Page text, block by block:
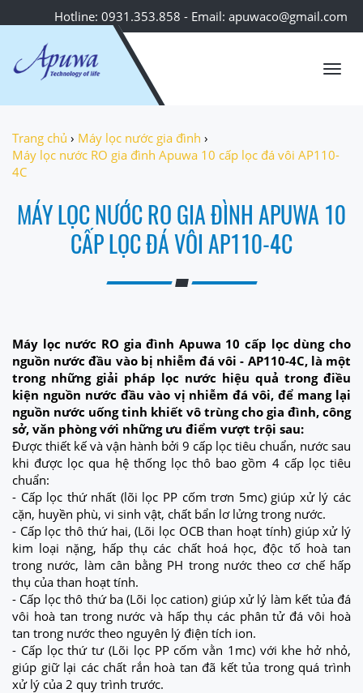
Hotline: 0931.353.858 - Email: apuwaco@gmail.com
Trang chủ › Máy lọc nước gia đình ›
Máy lọc nước RO gia đình Apuwa 10 cấp lọc đá vôi AP110-
4C
MÁY LỌC NƯỚC RO GIA ĐÌNH APUWA 10
CẤP LỌC ĐÁ VÔI AP110-4C
Máy lọc nước RO gia đình Apuwa 10 cấp lọc dùng cho
nguồn nước đầu vào bị nhiễm đá vôi - AP110-4C, là một
trong những giải pháp lọc nước hiệu quả trong điều
kiện nguồn nước đầu vào vị nhiễm đá vôi, để mang lại
nguồn nước uống tinh khiết vô trùng cho gia đình, công
sở, văn phòng với những ưu điểm vượt trội sau:
Được thiết kế và vận hành bởi 9 cấp lọc tiêu chuẩn, nước sau
khi được lọc qua hệ thống lọc thô bao gồm 4 cấp lọc tiêu
chuẩn:
- Cấp lọc thứ nhất (lõi lọc PP cốm trơn 5mc) giúp xử lý các
cặn, huyền phù, vi sinh vật, chất bẩn lơ lửng trong nước.
- Cấp lọc thô thứ hai, (Lõi lọc OCB than hoạt tính) giúp xử lý
kim loại nặng, hấp thụ các chất hoá học, độc tố hoà tan
trong nước, làm cân bằng PH trong nước theo cơ chế hấp
thụ của than hoạt tính.
- Cấp lọc thô thứ ba (Lõi lọc cation) giúp xử lý làm kết tủa đá
vôi hoà tan trong nước và hấp thụ các phân tử đá vôi hoà
tan trong nước theo nguyên lý điện tích ion.
- Cấp lọc thứ tư (Lõi lọc PP cốm vằn 1mc) với khe hở nhỏ,
giúp giữ lại các chất rắn hoà tan đã kết tủa trong quá trình
xử lý của 2 quy trình trước.